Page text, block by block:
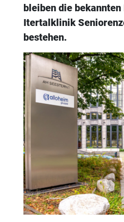
bleiben die
Itertalklinik
bestehen.